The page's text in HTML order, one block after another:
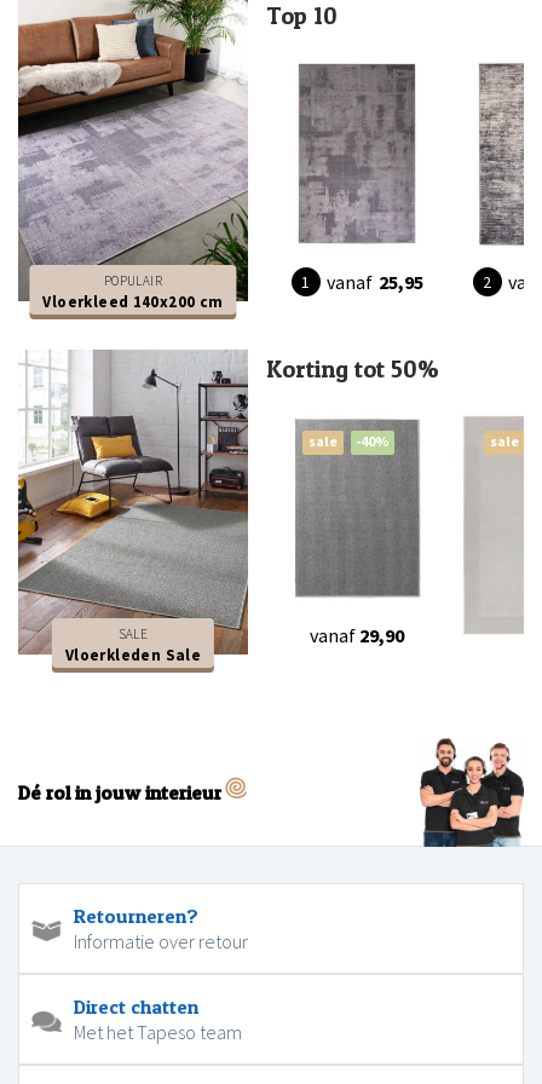
POPULAIR
Vloerkleed 140x200 cm
Top 10
vanaf 25,95
SALE
Vloerkleden Sale
Korting tot 50%
sale -40%
vanaf 29,90
sale
Dé rol in jouw interieur
Retourneren?
Informatie over retour
Direct chatten
Met het Tapeso team